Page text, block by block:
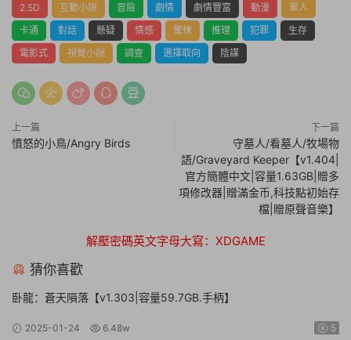
2.5D 互動小說 冒險 劇情 劇情豐富 動漫
單人
卡通
對話 懸疑 情感 驚悚 推理 犯罪
生存
電影式
視覺小說 調查 選擇取向 陰謀
上一篇
憤怒的小鳥/Angry Birds
下一篇
守墓人/看墓人/牧場物
語/Graveyard Keeper【v1.404|
官方簡體中文|容量1.63GB|贈多
項修改器|贈滿金币,科技點初始存
檔|贈原聲音樂】
解壓密碼英文字母大寫：XDGAME
猜你喜歡
卧龍：蒼天隕落【v1.303|容量59.7GB.手柄】
2025-01-24 6.48w 5